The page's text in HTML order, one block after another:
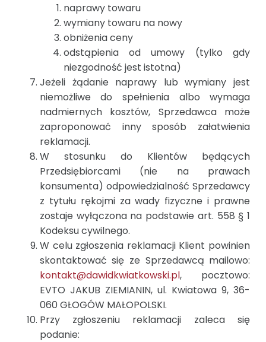
naprawy towaru
wymiany towaru na nowy
obniżenia ceny
odstąpienia od umowy (tylko gdy
niezgodność jest istotna)
Jeżeli żądanie naprawy lub wymiany jest
niemożliwe do spełnienia albo wymaga
nadmiernych kosztów, Sprzedawca może
zaproponować inny sposób załatwienia
reklamacji.
W stosunku do Klientów będących
Przedsiębiorcami (nie na prawach
konsumenta) odpowiedzialność Sprzedawcy
z tytułu rękojmi za wady fizyczne i prawne
zostaje wyłączona na podstawie art. 558 § 1
Kodeksu cywilnego.
W celu zgłoszenia reklamacji Klient powinien
skontaktować się ze Sprzedawcą mailowo:
kontakt@dawidkwiatkowski.pl, pocztowo:
EVTO JAKUB ZIEMIANIN, ul. Kwiatowa 9, 36-
060 GŁOGÓW MAŁOPOLSKI.
Przy zgłoszeniu reklamacji zaleca się
podanie: